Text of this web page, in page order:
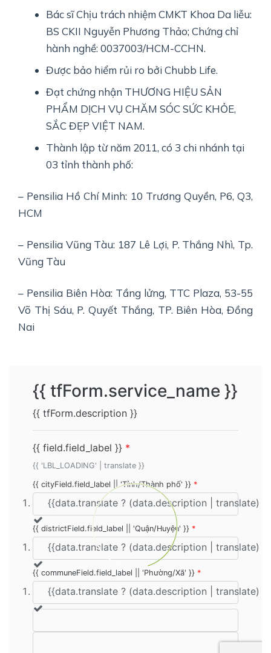
Bác sĩ Chịu trách nhiệm CMKT Khoa Da liễu:
BS CKII Nguyễn Phương Thảo; Chứng chỉ
hành nghề: 0037003/HCM-CCHN.
Được bảo hiểm rủi ro bởi Chubb Life.
Đạt chứng nhận THƯƠNG HIỆU SẢN
PHẨM DỊCH VỤ CHĂM SÓC SỨC KHỎE,
SẮC ĐẸP VIỆT NAM.
Thành lập từ năm 2011, có 3 chi nhánh tại
03 tỉnh thành phố:
– Pensilia Hồ Chí Minh: 10 Trương Quyền, P6, Q3,
HCM
– Pensilia Vũng Tàu: 187 Lê Lợi, P. Thắng Nhì, Tp.
Vũng Tàu
– Pensilia Biên Hòa: Tầng lửng, TTC Plaza, 53-55
Võ Thị Sáu, P. Quyết Thắng, TP. Biên Hòa, Đồng
Nai